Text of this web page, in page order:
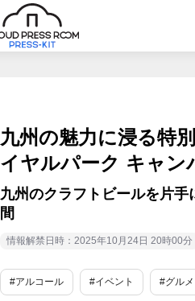
九州の魅力に浸る特
イヤルパーク キャン
九州のクラフトビールを片
間
情報解禁日時：2025年10月24日 20時00分
#アルコール #イベント #グルメ